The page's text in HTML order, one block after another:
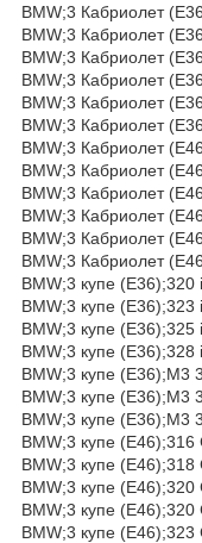
BMW;3 Кабриолет
BMW;3 Кабриолет
BMW;3 Кабриолет
BMW;3 Кабриолет
BMW;3 Кабриолет
BMW;3 Кабриолет
BMW;3 Кабриолет
BMW;3 Кабриолет
BMW;3 Кабриолет
BMW;3 Кабриолет
BMW;3 Кабриолет
BMW;3 Кабриолет
BMW;3 купе
BMW;3 купе
BMW;3 купе
BMW;3 купе
BMW;3 купе (E36);M3
BMW;3 купе (E36);M3
BMW;3 купе (E36);M3
BMW;3 купе
BMW;3 купе
BMW;3 купе
BMW;3 купе
BMW;3 купе